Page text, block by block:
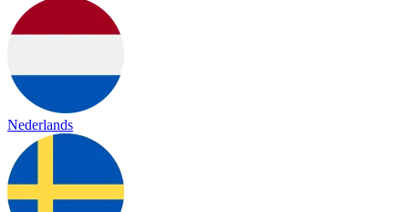
Nederlands